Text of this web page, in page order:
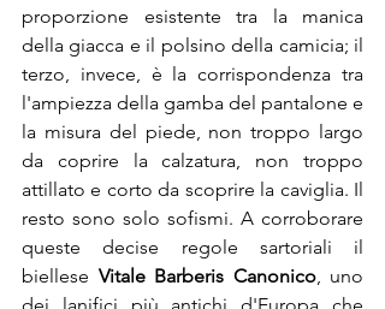
proporzione esistente tra la manica
della giacca e il polsino della camicia; il
terzo, invece, è la corrispondenza tra
l'ampiezza della gamba del pantalone e
la misura del piede, non troppo largo
da coprire la calzatura, non troppo
attillato e corto da scoprire la caviglia. Il
resto sono solo sofismi. A corroborare
queste decise regole sartoriali il
biellese Vitale Barberis Canonico, uno